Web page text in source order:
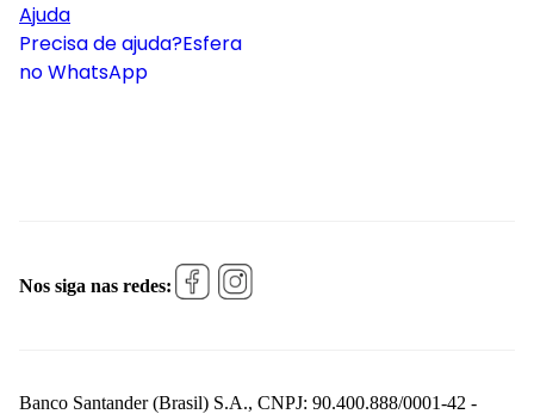
Ajuda
Precisa de ajuda?Esfera
no WhatsApp
Nos siga nas redes:
Banco Santander (Brasil) S.A., CNPJ: 90.400.888/0001-42 -